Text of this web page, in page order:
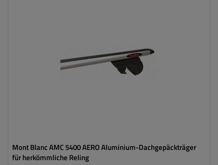
Mont Blanc AMC 5400 AERO Aluminium-Dachgepäckträger
für herkömmliche Reling